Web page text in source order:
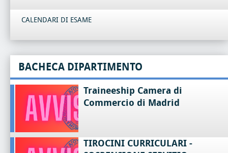
CALENDARI DI ESAME
BACHECA DIPARTIMENTO
Traineeship Camera di
Commercio di Madrid
TIROCINI CURRICULARI -